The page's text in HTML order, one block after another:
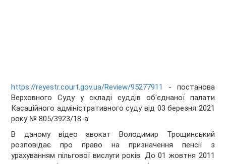
https://reyestr.court.gov.ua/Review/95277911
- постанова
Верховного Суду у складі суддів об'єднаної палати
Касаційного адміністративного суду від 03 березня 2021
року № 805/3923/18-а
В даному відео авокат Володимир Трощинський
розповідає про право на призначення пенсії з
урахуванням пільгової вислуги років. До 01 жовтня 2011